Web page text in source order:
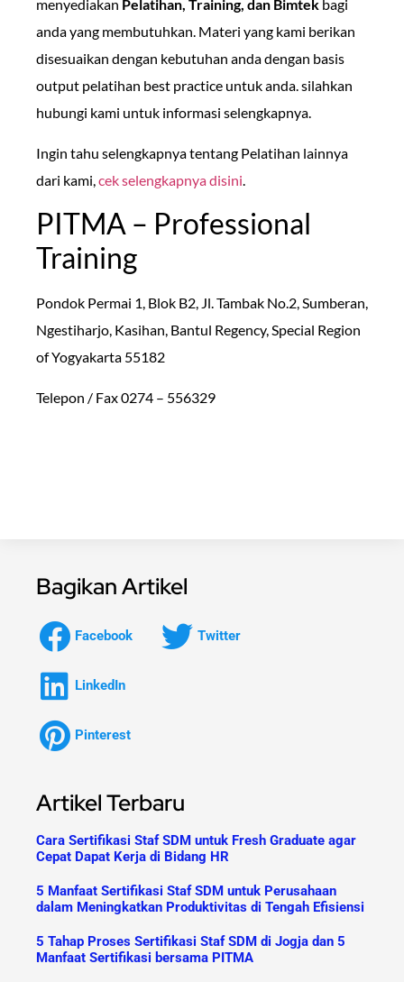
menyediakan Pelatihan, Training, dan Bimtek bagi
anda yang membutuhkan. Materi yang kami berikan
disesuaikan dengan kebutuhan anda dengan basis
output pelatihan best practice untuk anda. silahkan
hubungi kami untuk informasi selengkapnya.
Ingin tahu selengkapnya tentang Pelatihan lainnya
dari kami,cek selengkapnya disini.
PITMA – Professional
Training
Pondok Permai 1, Blok B2, Jl. Tambak No.2, Sumberan,
Ngestiharjo, Kasihan, Bantul Regency, Special Region
of Yogyakarta 55182
Telepon / Fax 0274 – 556329
Bagikan Artikel
Facebook Twitter
LinkedIn
Pinterest
Artikel Terbaru
Cara Sertifikasi Staf SDM untuk Fresh Graduate agar
Cepat Dapat Kerja di Bidang HR
5 Manfaat Sertifikasi Staf SDM untuk Perusahaan
dalam Meningkatkan Produktivitas di Tengah Efisiensi
5 Tahap Proses Sertifikasi Staf SDM di Jogja dan 5
Manfaat Sertifikasi bersama PITMA